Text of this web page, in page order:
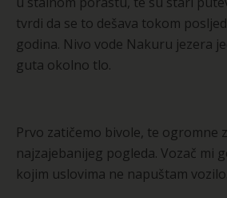
tvrdi da se to dešava tokom
godina. Nivo vode Nakuru jezera
guta okolno tlo.
Prvo zatičemo bivole, te ogromne
najzajebanijeg pogleda. Vozač mi
kojim uslovima ne napuštam vozilo.